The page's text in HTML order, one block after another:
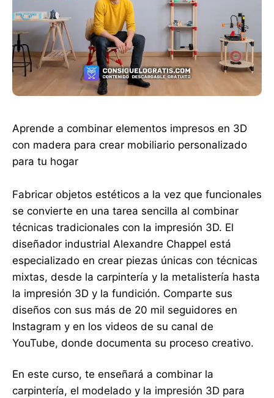
Aprende a combinar elementos impresos en 3D
con madera para crear mobiliario personalizado
para tu hogar
Fabricar objetos estéticos a la vez que funcionales
se convierte en una tarea sencilla al combinar
técnicas tradicionales con la impresión 3D. El
diseñador industrial Alexandre Chappel está
especializado en crear piezas únicas con técnicas
mixtas, desde la carpintería y la metalistería hasta
la impresión 3D y la fundición. Comparte sus
diseños con sus más de 20 mil seguidores en
Instagram y en los videos de su canal de
YouTube, donde documenta su proceso creativo.
En este curso, te enseñará a combinar la
carpintería, el modelado y la impresión 3D para